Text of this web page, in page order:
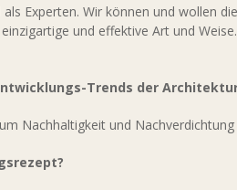
Experten. Wir können und wollen
und effektive Art und
Trends der
Nachhaltigkeit und Nachverdichtung